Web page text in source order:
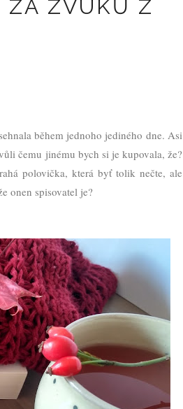
ZA ZVUKŮ Z
během jednoho jediného dne. Asi
čemu jinému bych si je kupovala, že?
polovička, která byť tolik nečte, ale
onen spisovatel je?